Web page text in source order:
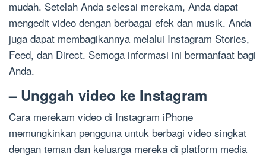
mudah. Setelah Anda selesai merekam, Anda dapat
mengedit video dengan berbagai efek dan musik. Anda
juga dapat membagikannya melalui Instagram Stories,
Feed, dan Direct. Semoga informasi ini bermanfaat bagi
Anda.
– Unggah video ke Instagram
Cara merekam video di Instagram iPhone
memungkinkan pengguna untuk berbagi video singkat
dengan teman dan keluarga mereka di platform media